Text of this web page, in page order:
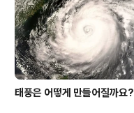
태풍은 어떻게 만들어질까요?